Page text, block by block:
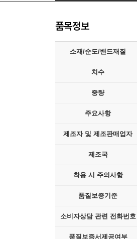
품목정보
소재/순도/밴드재질
치수
중량
주요사항
제조자 및 제조판매업자
제조국
착용 시 주의사항
품질보증기준
소비자상담 관련 전화번호
품질보증서제공여부